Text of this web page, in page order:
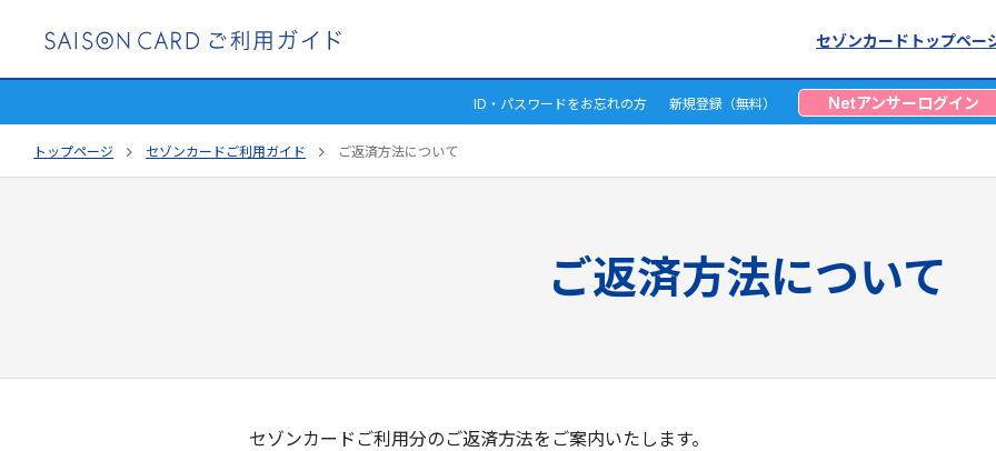
セゾンカードトップペー
ID・パスワードをお忘れの方 新規登録（無料） Netアンサーログイン
トップページ セゾンカードご利用ガイド ご返済方法について
ご返済方法について
セゾンカードご利用分のご返済方法をご案内いたします。